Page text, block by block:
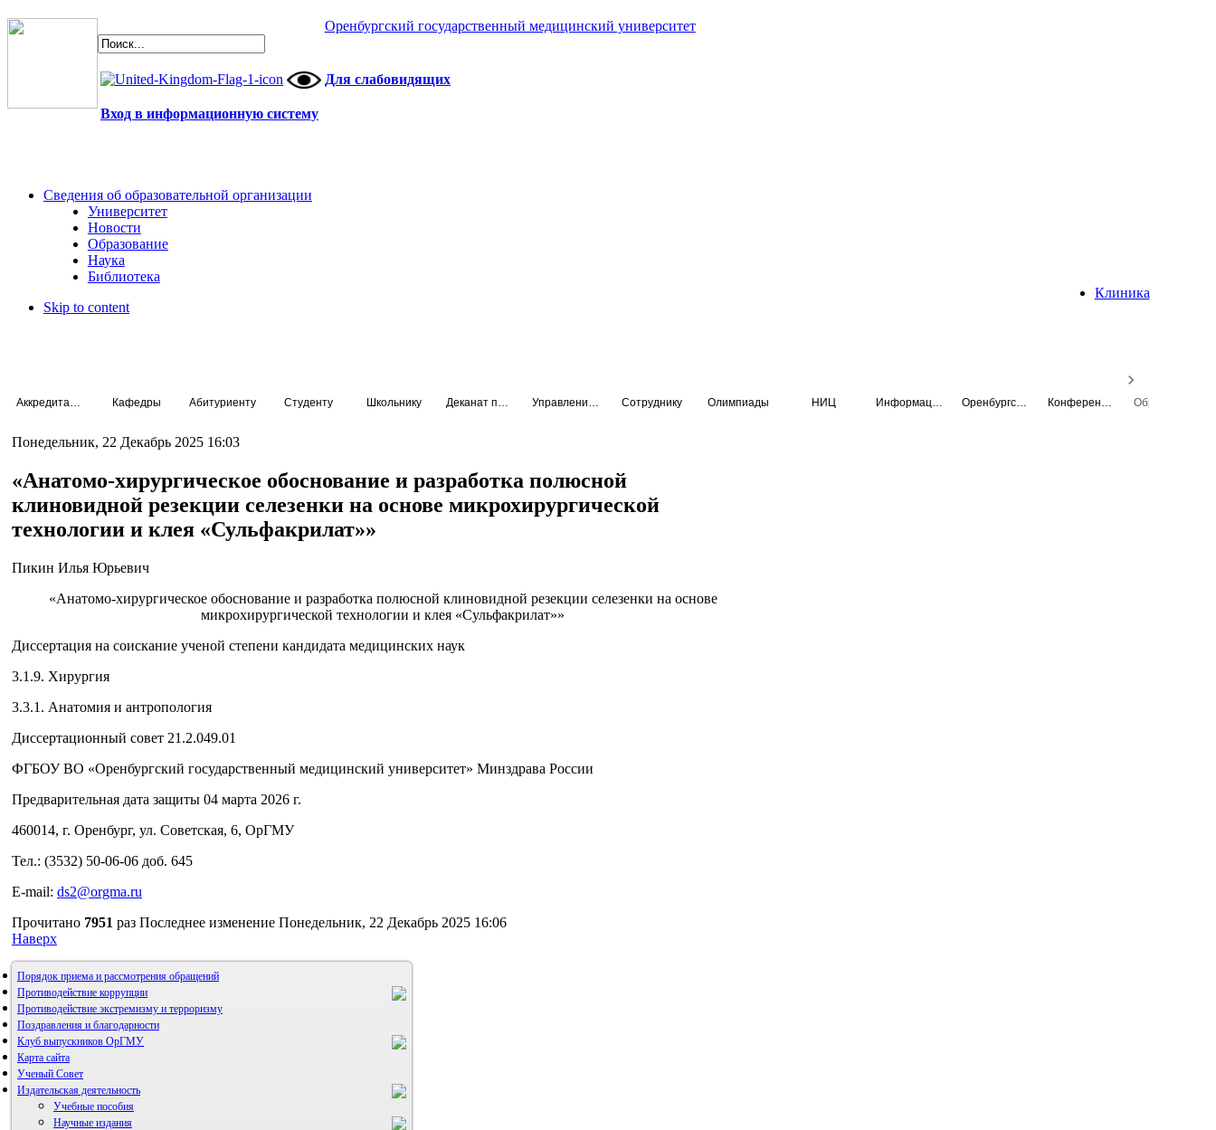
Оренбургский государственный медицинский университет
Для слабовидящих
Вход в информационную систему
Сведения об образовательной организации
Университет
Новости
Образование
Наука
Библиотека
Клиника
Skip to content
Кафедры Абитуриенту Студенту Школьнику Сотруднику Олимпиады НИЦ
Понедельник, 22 Декабрь 2025 16:03
«Анатомо-хирургическое обоснование и разработка полюсной
клиновидной резекции селезенки на основе микрохирургической
технологии и клея «Сульфакрилат»»
Пикин Илья Юрьевич
«Анатомо-хирургическое обоснование и разработка полюсной клиновидной резекции селезенки на основе
микрохирургической технологии и клея «Сульфакрилат»»
Диссертация на соискание ученой степени кандидата медицинских наук
3.1.9. Хирургия
3.3.1. Анатомия и антропология
Диссертационный совет 21.2.049.01
ФГБОУ ВО «Оренбургский государственный медицинский университет» Минздрава России
Предварительная дата защиты 04 марта 2026 г.
460014, г. Оренбург, ул. Советская, 6, ОрГМУ
Тел.: (3532) 50-06-06 доб. 645
E-mail: ds2@orgma.ru
Прочитано 7951 раз Последнее изменение Понедельник, 22 Декабрь 2025 16:06
Наверх
Порядок приема и рассмотрения обращений
Противодействие коррупции
Противодействие экстремизму и терроризму
Поздравления и благодарности
Клуб выпускников ОрГМУ
Карта сайта
Ученый Совет
Издательская деятельность
Учебные пособия
Научные издания